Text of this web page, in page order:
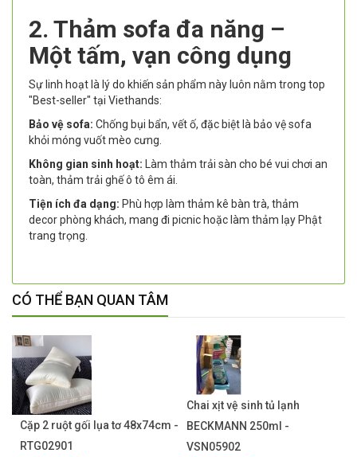
2. Thảm sofa đa năng –
Một tấm, vạn công dụng
Sự linh hoạt là lý do khiến sản phẩm này luôn nằm trong top
"Best-seller" tại Viethands:
Bảo vệ sofa: Chống bụi bẩn, vết ố, đặc biệt là bảo vệ sofa
khỏi móng vuốt mèo cưng.
Không gian sinh hoạt: Làm thảm trải sàn cho bé vui chơi an
toàn, thảm trải ghế ô tô êm ái.
Tiện ích đa dạng: Phù hợp làm thảm kê bàn trà, thảm
decor phòng khách, mang đi picnic hoặc làm thảm lạy Phật
trang trọng.
CÓ THỂ BẠN QUAN TÂM
Cặp 2 ruột gối lụa tơ 48x74cm -
RTG02901
Chai xịt vệ sinh tủ lạnh
BECKMANN 250ml -
VSN05902